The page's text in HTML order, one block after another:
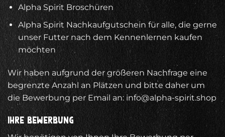
Alpha Spirit Broschüren
Alpha Spirit Nachkaufgutschein für alle, die gerne
unser Futter nach dem Kennenlernen kaufen
möchten
Wir haben aufgrund der größeren Nachfrage eine
begrenzte Anzahl an Plätzen und bitte daher um
die Bewerbung per Email an: info@alpha-spirit.shop
Ihre Bewerbung